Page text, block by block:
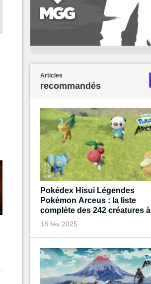
Articles
recommandés
Pokédex Hisui Légendes
Pokémon Arceus : la liste
complète des 242 créatures à
capturer
18 fév 2025